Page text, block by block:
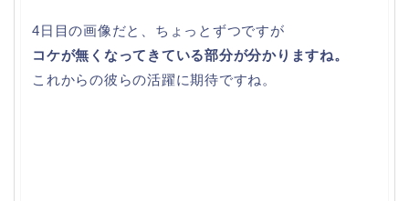
4日目の画像だと、ちょっとずつですが
コケが無くなってきている部分が分かりますね。
これからの彼らの活躍に期待ですね。